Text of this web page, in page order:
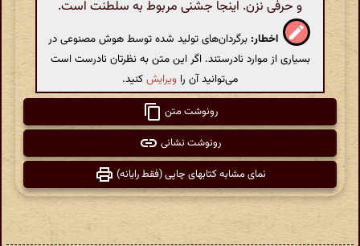
و حرفی نزن. اینجا جشنی مربوط به سلطنت است.
اخطار: برگردان‌های تولید شده توسط هوش مصنوعی در
بسیاری از موارد نادرستند. اگر این متن به نظرتان نادرست است
می‌توانید آن را ویرایشکنید.
رونوشت متن
رونوشت نشانی
نمای مشابه کتابهای چاپی (فقط رایانه)